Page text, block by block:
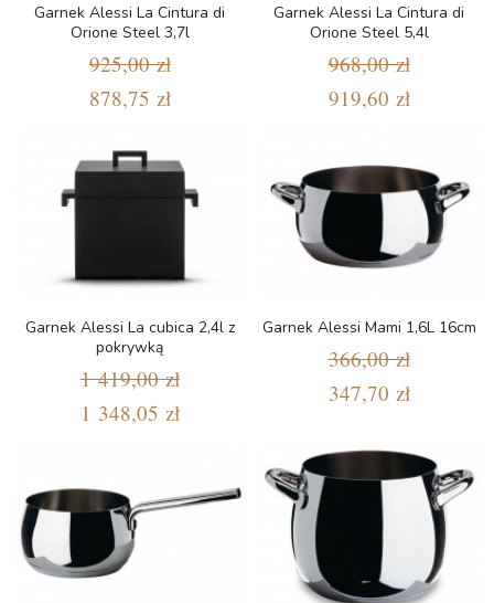
Garnek Alessi La Cintura di
Orione Steel 3,7l
925,00 zł
878,75 zł
Garnek Alessi La Cintura di
Orione Steel 5,4l
968,00 zł
919,60 zł
Garnek Alessi La cubica 2,4l z
pokrywką
1 419,00 zł
1 348,05 zł
Garnek Alessi Mami 1,6L 16cm
366,00 zł
347,70 zł